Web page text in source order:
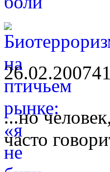
26.02.2007
...но
часто